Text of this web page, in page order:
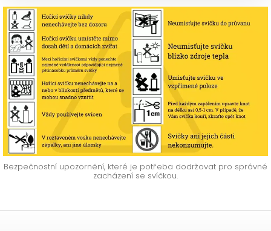
Bezpečnostní upozornění, které je potřeba dodržovat pro správné
zacházení se svíčkou.